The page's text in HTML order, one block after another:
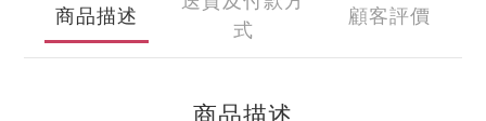
商品描述
式
顧客評價
商品描述